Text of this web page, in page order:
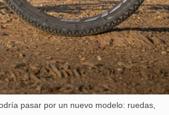
pasar por un nuevo modelo: ruedas,